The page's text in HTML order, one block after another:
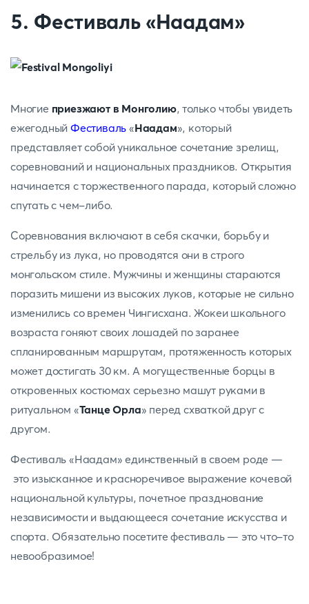
5. Фестиваль «Наадам»
Многие приезжают в Монголию, только чтобы увидеть
ежегодныйФестиваль «Наадам», который
представляет собой уникальное сочетание зрелищ,
соревнований и национальных праздников. Открытия
начинается с торжественного парада, который сложно
спутать с чем-либо.
Соревнования включают в себя скачки, борьбу и
стрельбу из лука, но проводятся они в строго
монгольском стиле. Мужчины и женщины стараются
поразить мишени из высоких луков, которые не сильно
изменились со времен Чингисхана. Жокеи школьного
возраста гоняют своих лошадей по заранее
спланированным маршрутам, протяженность которых
может достигать 30 км. А могущественные борцы в
откровенных костюмах серьезно машут руками в
ритуальном «Танце Орла» перед схваткой друг с
другом.
Фестиваль «Наадам» единственный в своем роде —
это изысканное и красноречивое выражение кочевой
национальной культуры, почетное празднование
независимости и выдающееся сочетание искусства и
спорта. Обязательно посетите фестиваль — это что-то
невообразимое!